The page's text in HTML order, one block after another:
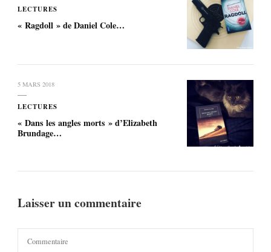
LECTURES
« Ragdoll » de Daniel Cole…
5 MARS 2018
LECTURES
« Dans les angles morts » d’Elizabeth
Brundage…
Laisser un commentaire